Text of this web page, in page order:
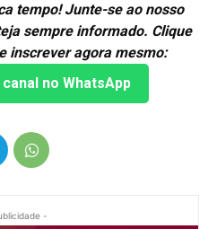
tempo! Junte-se ao nosso
sempre informado. Clique
inscrever agora mesmo:
no WhatsApp
-